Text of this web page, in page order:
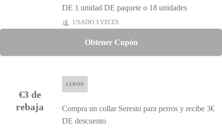
DE 1 unidad DE paquete o 18 unidades
USADO 3 VECES
Obtener Cupón
€3 de
rebaja
CUPÓN
Compra un collar Seresto para perros y recibe 3€
DE descuento